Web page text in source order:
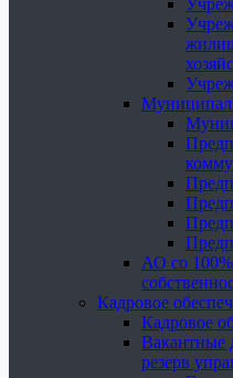
АО со
Кадровое
Кадровое
Вакантные
резерв